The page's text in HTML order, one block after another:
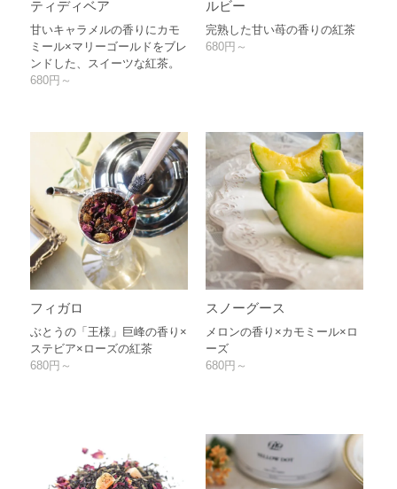
ティディベア
甘いキャラメルの香りにカモ
ミール×マリーゴールドをブレ
ンドした、スイーツな紅茶。
680円～
ルビー
完熟した甘い苺の香りの紅茶
680円～
フィガロ
ぶとうの「王様」巨峰の香り×
ステビア×ローズの紅茶
680円～
スノーグース
メロンの香り×カモミール×ロ
ーズ
680円～